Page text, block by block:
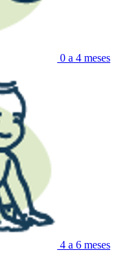
0 a 4 meses
4 a 6 meses